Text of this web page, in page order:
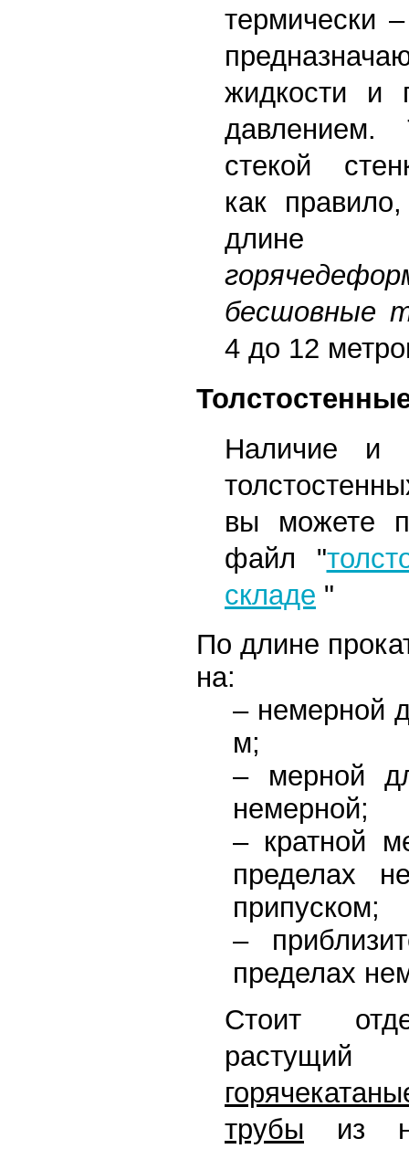
термически
жидкости и
стекой
как
бесшовные
4 до 12
Наличие и
вы можете
файл
"
складе "
По длине
на:
– немерной
м;
– мерной
немерной;
– кратной
пределах
припуском;
–
пределах
Стоит
трубы из